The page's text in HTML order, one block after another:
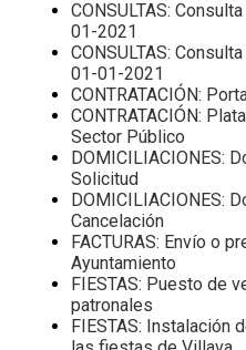
CONSULTAS:
01-2021
CONSULTAS:
01-01-2021
CONTRATACIÓN:
CONTRATACIÓN:
Sector Público
DOMICILIACIONES:
Solicitud
DOMICILIACIONES:
Cancelación
FACTURAS: Envío o
Ayuntamiento
FIESTAS: Puesto de
patronales
FIESTAS: Instalación